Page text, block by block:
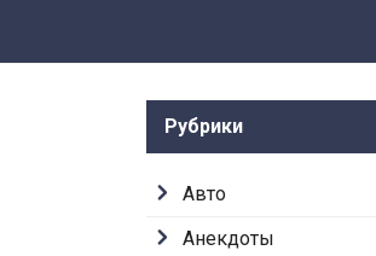
Рубрики
Авто
Анекдоты